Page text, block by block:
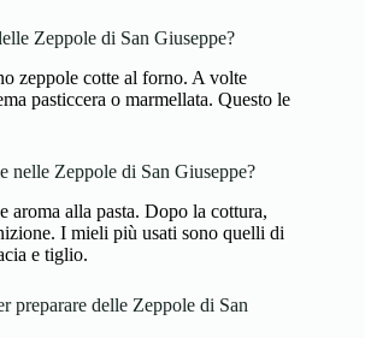
Zeppole di San Giuseppe?
zeppole cotte al forno. A volte
pasticcera o marmellata. Questo le
nelle Zeppole di San Giuseppe?
aroma alla pasta. Dopo la cottura,
I mieli più usati sono quelli di
e tiglio.
preparare delle Zeppole di San